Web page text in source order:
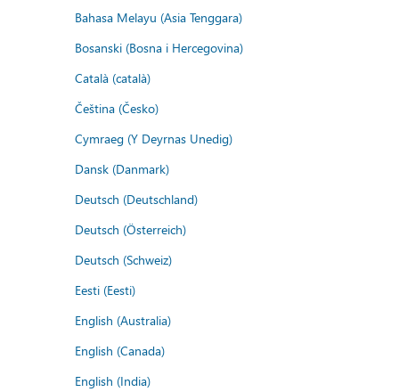
Bahasa Melayu (Asia Tenggara)
Bosanski (Bosna i Hercegovina)
Català (català)
Čeština (Česko)
Cymraeg (Y Deyrnas Unedig)
Dansk (Danmark)
Deutsch (Deutschland)
Deutsch (Österreich)
Deutsch (Schweiz)
Eesti (Eesti)
English (Australia)
English (Canada)
English (India)